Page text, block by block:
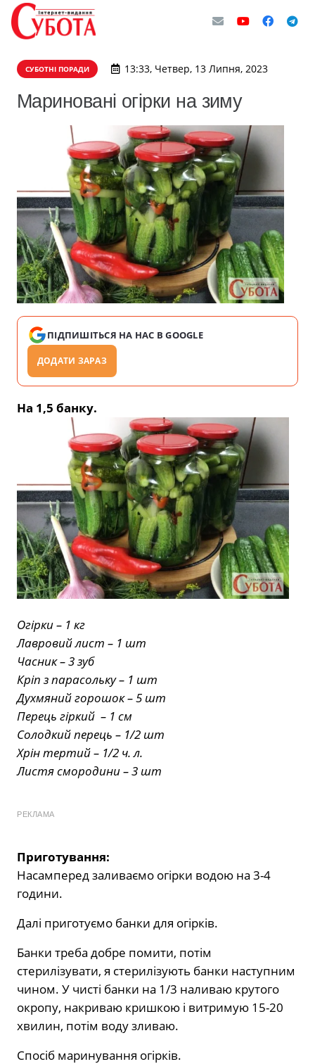
СУБОТНІ ПОРАДИ 13:33, Четвер, 13 Липня, 2023
Мариновані огірки на зиму
ПІДПИШІТЬСЯ НА НАС В GOOGLE
ДОДАТИ ЗАРАЗ
На 1,5 банку.
Огірки – 1 кг
Лавровий лист – 1 шт
Часник – 3 зуб
Кріп з парасольку – 1 шт
Духмяний горошок – 5 шт
Перець гіркий – 1 см
Солодкий перець – 1/2 шт
Хрін тертий – 1/2 ч. л.
Листя смородини – 3 шт
РЕКЛАМА
Приготування:
Насамперед заливаємо огірки водою на 3-4
години.
Далі приготуємо банки для огірків.
Банки треба добре помити, потім
стерилізувати, я стерилізують банки наступним
чином. У чисті банки на 1/3 наливаю крутого
окропу, накриваю кришкою і витримую 15-20
хвилин, потім воду зливаю.
Спосіб маринування огірків.